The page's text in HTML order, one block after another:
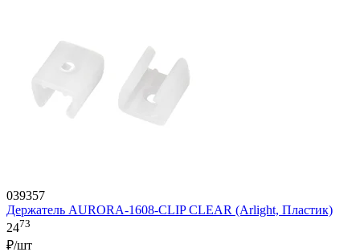
039357
Держатель AURORA-1608-CLIP CLEAR (Arlight, Пластик)
2473
₽/шт